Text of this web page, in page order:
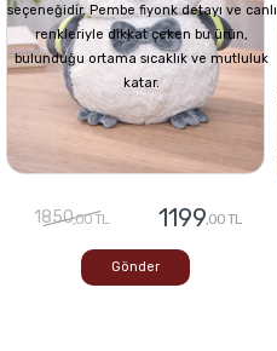
seçeneğidir. Pembe fiyonk detayı ve canlı
renkleriyle dikkat çeken bu ürün,
bulunduğu ortama sıcaklık ve mutluluk
katar.
1850,00 TL 1199,00 TL
Gönder